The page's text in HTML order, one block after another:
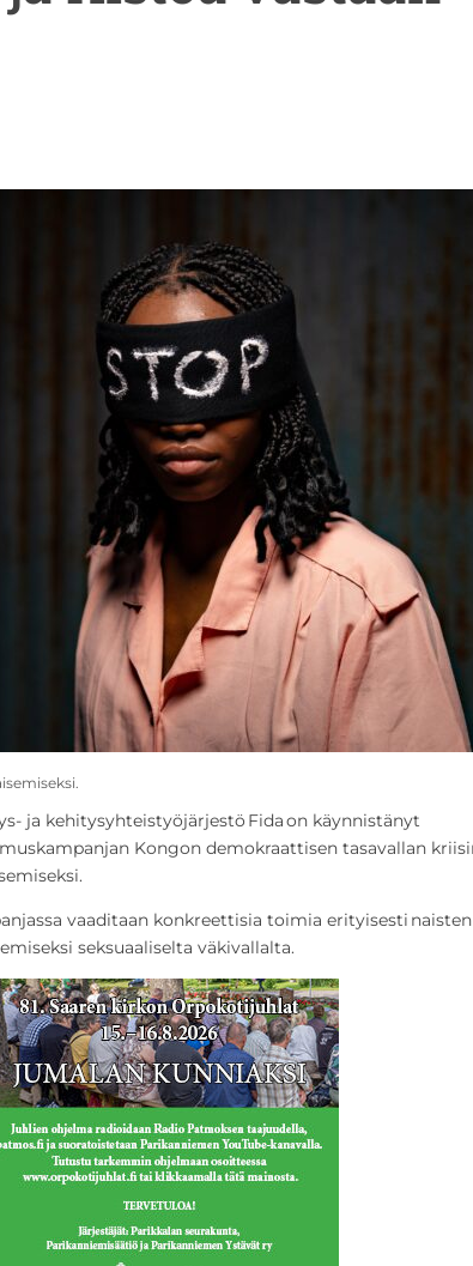
ja kehitysyhteistyöjärjestö Fida on käynnistänyt
Kongon demokraattisen tasavallan
vaaditaan konkreettisia toimia erityisesti
seksuaaliselta väkivallalta.